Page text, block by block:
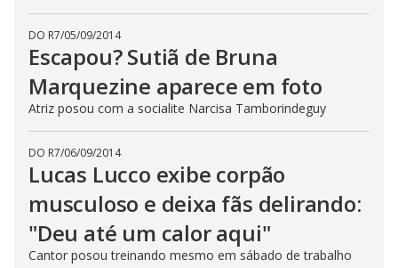
DO R7/05/09/2014
Escapou? Sutiã de Bruna
Marquezine aparece em foto
Atriz posou com a socialite Narcisa Tamborindeguy
DO R7/06/09/2014
Lucas Lucco exibe corpão
musculoso e deixa fãs delirando:
"Deu até um calor aqui"
Cantor posou treinando mesmo em sábado de trabalho